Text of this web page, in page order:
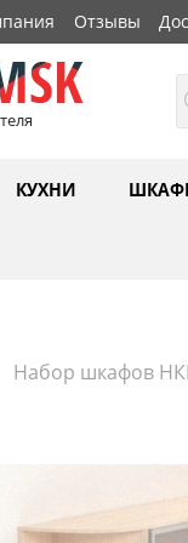
Отзывы
КУХНИ
Набор шкафов